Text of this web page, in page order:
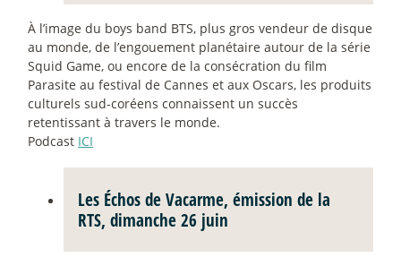
À l’image du boys band BTS, plus gros vendeur de disque
au monde, de l’engouement planétaire autour de la série
Squid Game, ou encore de la consécration du film
Parasite au festival de Cannes et aux Oscars, les produits
culturels sud-coréens connaissent un succès
retentissant à travers le monde.
Podcast ICI
Les Échos de Vacarme, émission de la
RTS, dimanche 26 juin